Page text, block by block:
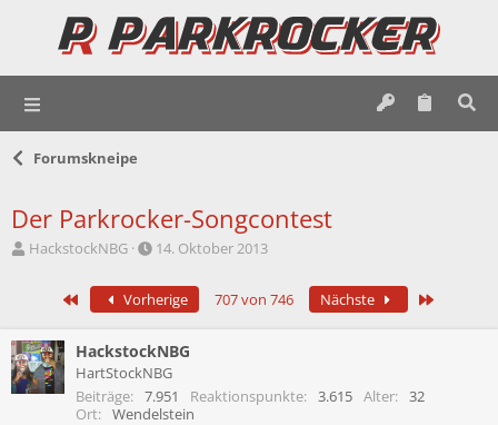
Forumskneipe
Der Parkrocker-Songcontest
E
l
l
e
HackstockNBG
E
s
t
l
l
t
a
14. Oktober 2013
Erste Vorherige 707 von 746 Nächste
HackstockNBG
HartStockNBG
Beiträge
7.951 Reaktionspunkte 3.615 Alter
32
Ort
Wendelstein